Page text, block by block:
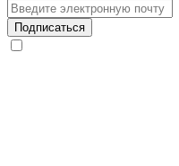
Подписаться